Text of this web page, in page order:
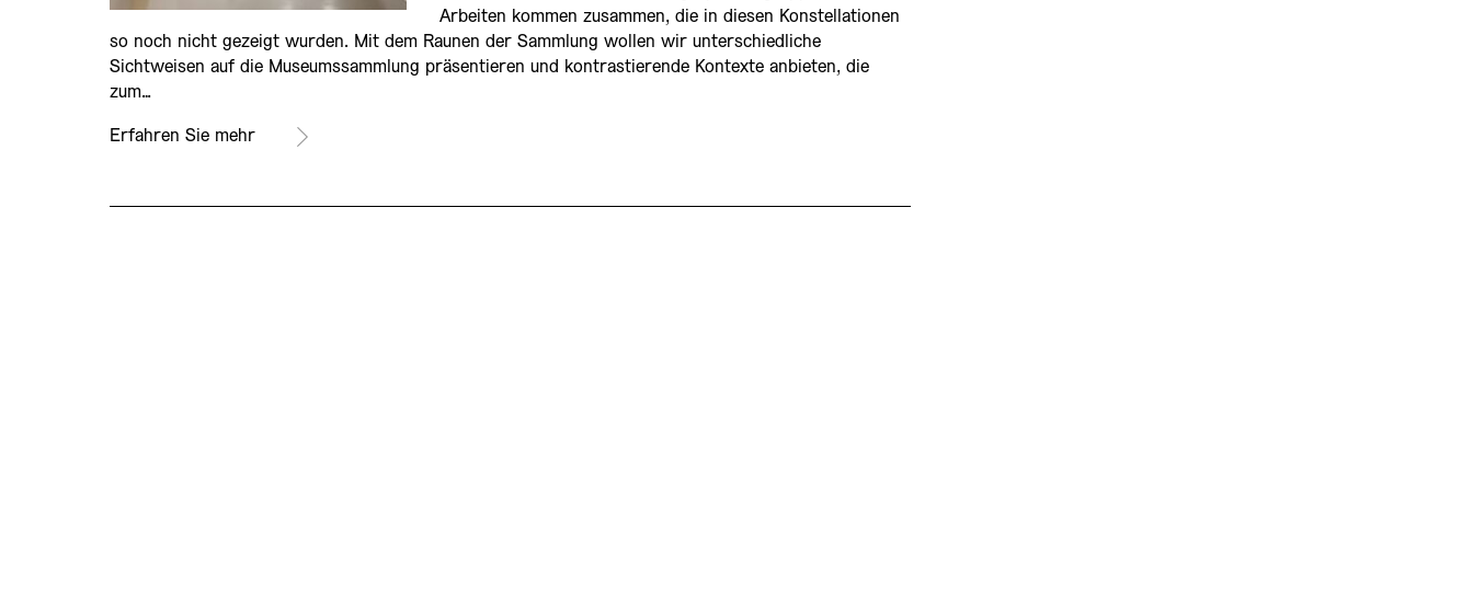
Arbeiten kommen zusammen, die in diesen Konstellationen
so noch nicht gezeigt wurden. Mit dem Raunen der Sammlung wollen wir unterschiedliche
Sichtweisen auf die Museumssammlung präsentieren und kontrastierende Kontexte anbieten, die
zum…
Erfahren Sie mehr